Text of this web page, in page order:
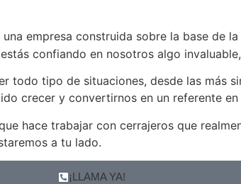
empresa construida sobre la base de
confiando en nosotros algo
todo tipo de situaciones, desde las más
crecer y convertirnos en un referente
hace trabajar con cerrajeros que
a tu lado.
¡LLAMA YA!